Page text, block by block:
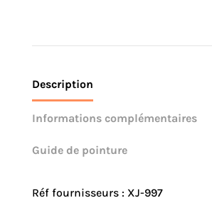
Description
Informations complémentaires
Guide de pointure
Réf fournisseurs : XJ-997